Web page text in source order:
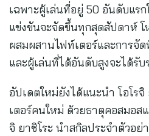
เฉพาะผู้เล่นที่อยู่ 50 อันดับแร
แข่งขันจะจัดขึ้นทุกสุดสัปดาห์
ผสมผสานไฟท์เตอร์และการจั
และผู้เล่นที่ได้อันดับสูงจะได้รับ
อัปเดตใหม่ยังได้แนะนำ โอโร
เตอร์คนใหม่ ด้วยธาตุคอสมอสแ
จิ ยาชิโระ นำสกิลประจำตัวอย่า